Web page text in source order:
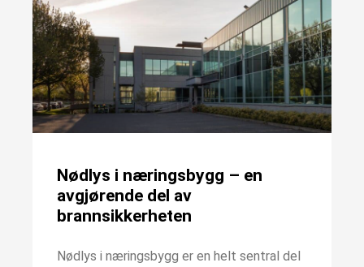
Nødlys i næringsbygg – en
avgjørende del av
brannsikkerheten
Nødlys i næringsbygg er en helt sentral del